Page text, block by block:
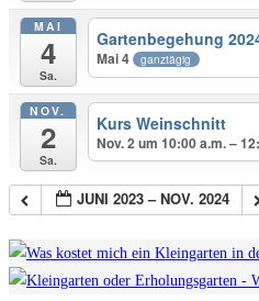
MAI
4
Sa.
Gartenbegehung
Mai 4 ganztägig
NOV.
2
Sa.
Kurs Weinschnitt
Nov. 2 um 10:00 a.m. –
JUNI 2023 – NOV. 2024